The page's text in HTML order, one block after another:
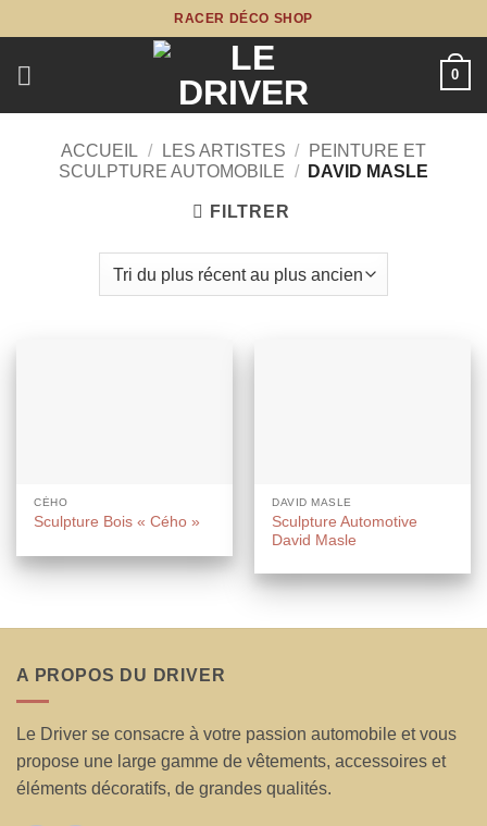
au
contenu
RACER DÉCO SHOP
0
ACCUEIL / LES ARTISTES /
PEINTURE ET
SCULPTURE AUTOMOBILE / DAVID MASLE
FILTRER
CÉHO
Sculpture Bois « Cého »
DAVID MASLE
Sculpture Automotive
David Masle
A PROPOS DU DRIVER
Le Driver se consacre à votre passion automobile et vous
propose une large gamme de vêtements, accessoires et
éléments décoratifs, de grandes qualités.